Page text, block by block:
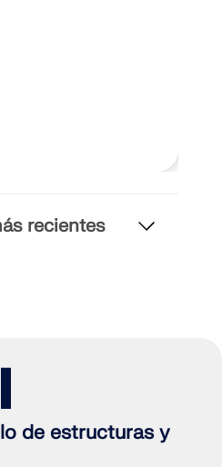
recientes
de estructuras y